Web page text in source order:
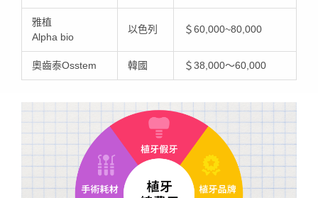
雅植
Alpha bio
以色列 ＄60,000~80,000
奧齒泰Osstem 韓國 ＄38,000～60,000